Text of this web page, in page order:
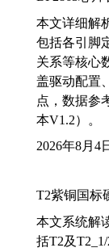
本文详细解
包括各引脚
关系等核心
盖驱动配置
点，数据参
本V1.2）。
2026年8月4
T2紫铜国标
本文系统解
括T2及